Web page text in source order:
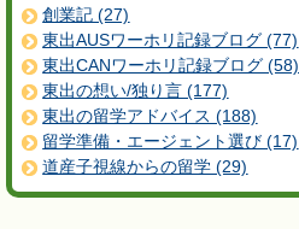
創業記 (27)
東出AUSワーホリ記録ブログ (77)
東出CANワーホリ記録ブログ (58)
東出の想い/独り言 (177)
東出の留学アドバイス (188)
留学準備・エージェント選び (17)
道産子視線からの留学 (29)